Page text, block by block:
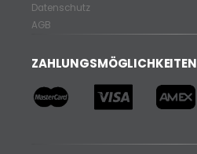
Datenschutz
AGB
ZAHLUNGSMÖGLICHKEITEN